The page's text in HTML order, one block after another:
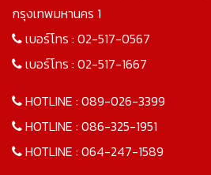
กรุงเทพมหานคร 1
เบอร์โทร : 02-517-0567
เบอร์โทร : 02-517-1667
HOTLINE : 089-026-3399
HOTLINE : 086-325-1951
HOTLINE : 064-247-1589